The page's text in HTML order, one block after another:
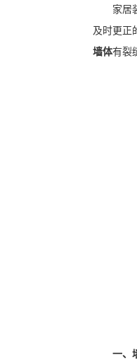
家居
及时更正
墙体有裂
一、